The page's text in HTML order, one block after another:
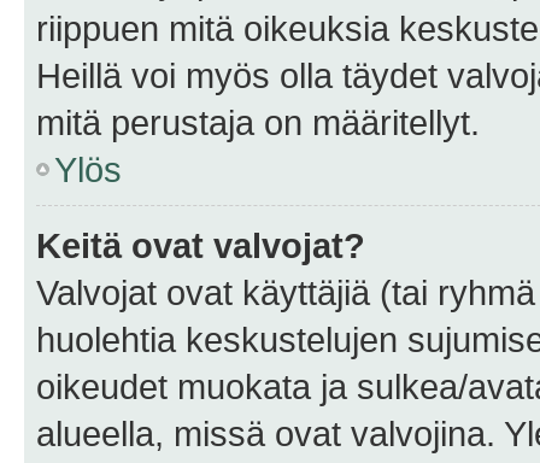
riippuen mitä oikeuksia
Heillä voi myös olla täydet
mitä perustaja on määritellyt.
Ylös
Keitä ovat valvojat?
Valvojat ovat käyttäjiä (tai
huolehtia keskustelujen
oikeudet muokata ja sulkea/
alueella, missä ovat valvojina.